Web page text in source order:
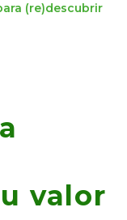
(re)descubrir
valor